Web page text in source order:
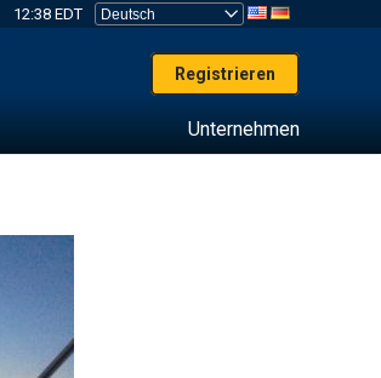
12:38 EDT
Registrieren
Unternehmen